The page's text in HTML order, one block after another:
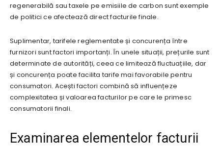
regenerabilă sau taxele pe emisiile de carbon sunt exemple
de politici ce afectează direct facturile finale.
Suplimentar, tarifele reglementate și concurența între
furnizori sunt factori importanți. În unele situații, prețurile sunt
determinate de autorități, ceea ce limitează fluctuațiile, dar
și concurența poate facilita tarife mai favorabile pentru
consumatori. Acești factori combină să influențeze
complexitatea și valoarea facturilor pe care le primesc
consumatorii finali.
Examinarea elementelor facturii